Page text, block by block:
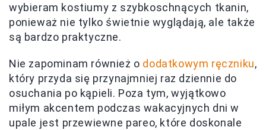
wybieram kostiumy z szybkoschnących tkanin,
ponieważ nie tylko świetnie wyglądają, ale także
są bardzo praktyczne.
Nie zapominam również o dodatkowym ręczniku,
który przyda się przynajmniej raz dziennie do
osuchania po kąpieli. Poza tym, wyjątkowo
miłym akcentem podczas wakacyjnych dni w
upale jest przewiewne pareo, które doskonale